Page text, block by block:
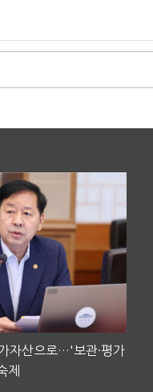
자산으로…'보관·평가
제